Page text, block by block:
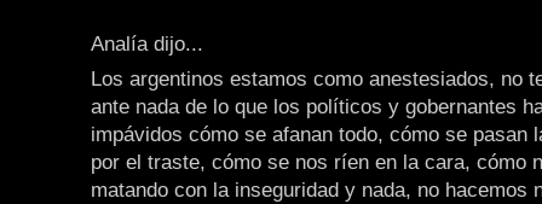
Analía dijo...
Los argentinos estamos como anestesiados, no
ante nada de lo que los políticos y gobernantes
impávidos cómo se afanan todo, cómo se pasan
por el traste, cómo se nos ríen en la cara, cómo
matando con la inseguridad y nada, no hacemos